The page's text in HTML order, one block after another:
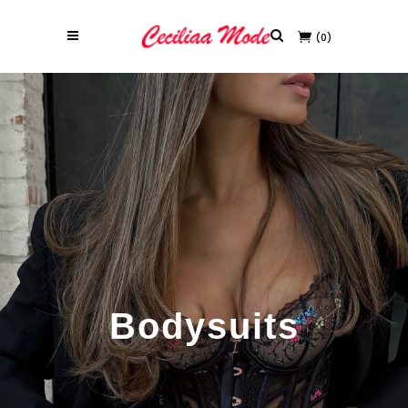
(0)
Bodysuits